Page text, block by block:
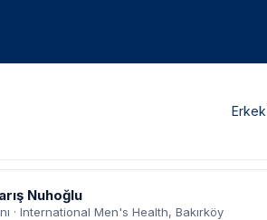
Erkek
Nuhoğlu
· International Men's Health, Bakırköy